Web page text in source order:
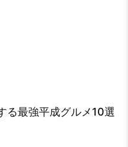
る最強平成グルメ10選